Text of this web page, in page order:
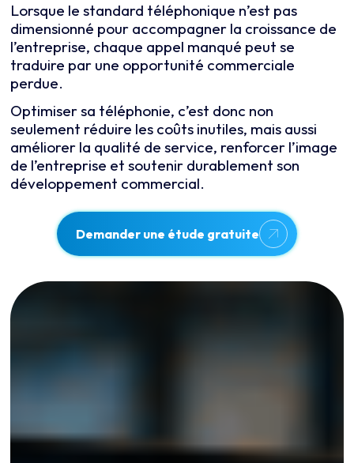
Lorsque le standard téléphonique n’est pas
dimensionné pour accompagner la croissance de
l’entreprise, chaque appel manqué peut se
traduire par une opportunité commerciale
perdue.
Optimiser sa téléphonie, c’est donc non
seulement réduire les coûts inutiles, mais aussi
améliorer la qualité de service, renforcer l’image
de l’entreprise et soutenir durablement son
développement commercial.
Demander une étude gratuite